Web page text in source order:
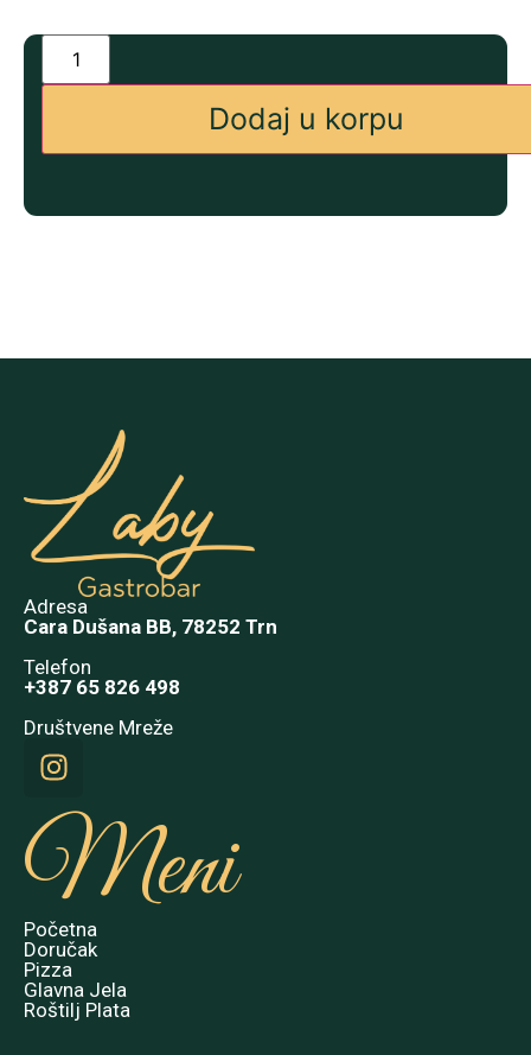
Dodaj u korpu
Adresa
Cara Dušana BB, 78252 Trn
Telefon
+387 65 826 498
Društvene Mreže
Meni
Početna
Doručak
Pizza
Glavna Jela
Roštilj Plata